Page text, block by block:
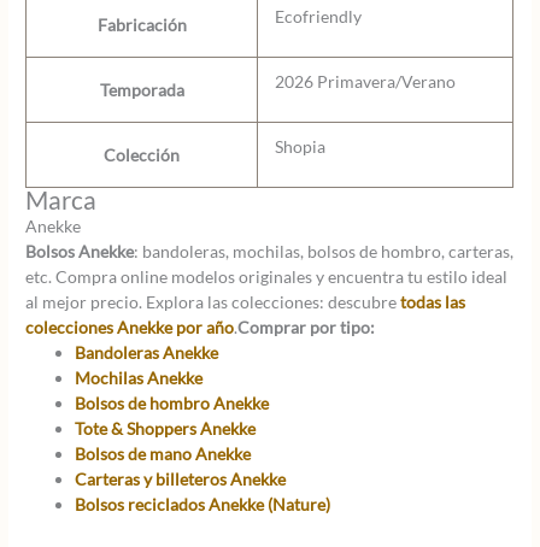
Fabricación Ecofriendly
Temporada 2026 Primavera/Verano
Colección Shopia
Marca
Anekke
Bolsos Anekke: bandoleras, mochilas, bolsos de hombro, carteras,
etc. Compra online modelos originales y encuentra tu estilo ideal
al mejor precio. Explora las colecciones: descubretodas las
colecciones Anekke por año.Comprar por tipo:
Bandoleras Anekke
Mochilas Anekke
Bolsos de hombro Anekke
Tote & Shoppers Anekke
Bolsos de mano Anekke
Carteras y billeteros Anekke
Bolsos reciclados Anekke (Nature)